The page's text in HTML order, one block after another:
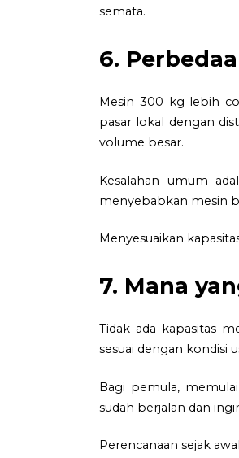
semata.
6.
Mesin 300 kg lebih
pasar lokal dengan
volume besar.
Kesalahan umum
menyebabkan mesin
Menyesuaikan
7. Mana
Tidak ada kapasitas
sesuai dengan kondisi
Bagi pemula,
sudah berjalan dan
Perencanaan sejak